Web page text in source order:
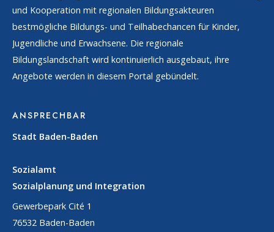
und Kooperation mit regionalen Bildungsakteuren
bestmögliche Bildungs- und Teilhabechancen für Kinder,
Jugendliche und Erwachsene. Die regionale
Bildungslandschaft wird kontinuierlich ausgebaut, ihre
Angebote werden in diesem Portal gebündelt.
ANSPRECHBAR
Stadt Baden-Baden
Sozialamt
Sozialplanung und Integration
Gewerbepark Cité 1
76532 Baden-Baden